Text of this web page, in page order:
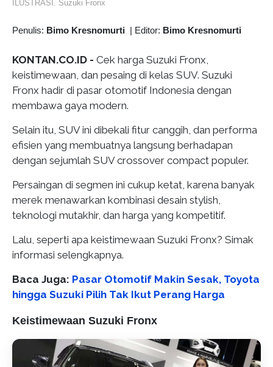
ILUSTRASI. Suzuki Fronx
Penulis: Bimo Kresnomurti | Editor: Bimo Kresnomurti
KONTAN.CO.ID - Cek harga Suzuki Fronx,
keistimewaan, dan pesaing di kelas SUV. Suzuki
Fronx hadir di pasar otomotif Indonesia dengan
membawa gaya modern.
Selain itu, SUV ini dibekali fitur canggih, dan performa
efisien yang membuatnya langsung berhadapan
dengan sejumlah SUV crossover compact populer.
Persaingan di segmen ini cukup ketat, karena banyak
merek menawarkan kombinasi desain stylish,
teknologi mutakhir, dan harga yang kompetitif.
Lalu, seperti apa keistimewaan Suzuki Fronx? Simak
informasi selengkapnya.
Baca Juga: Pasar Otomotif Makin Sesak, Toyota
hingga Suzuki Pilih Tak Ikut Perang Harga
Keistimewaan Suzuki Fronx